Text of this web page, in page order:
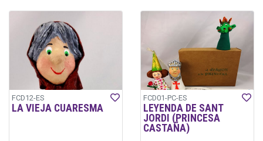
FCD12-ES
LA VIEJA CUARESMA
FCD01-PC-ES
LEYENDA DE SANT
JORDI (PRINCESA
CASTAÑA)